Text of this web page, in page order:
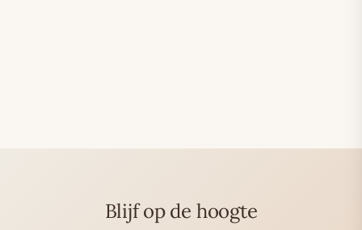
Blijf op de hoogte